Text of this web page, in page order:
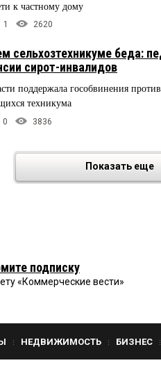
к частному дому
1 2620
сельхозтехникуме беда:
сирот-инвалидов
поддержала гособвинения
техникума
0 3836
Показать еще
подписку
«Коммерческие вести»
НЕДВИЖИМОСТЬ БИЗНЕС